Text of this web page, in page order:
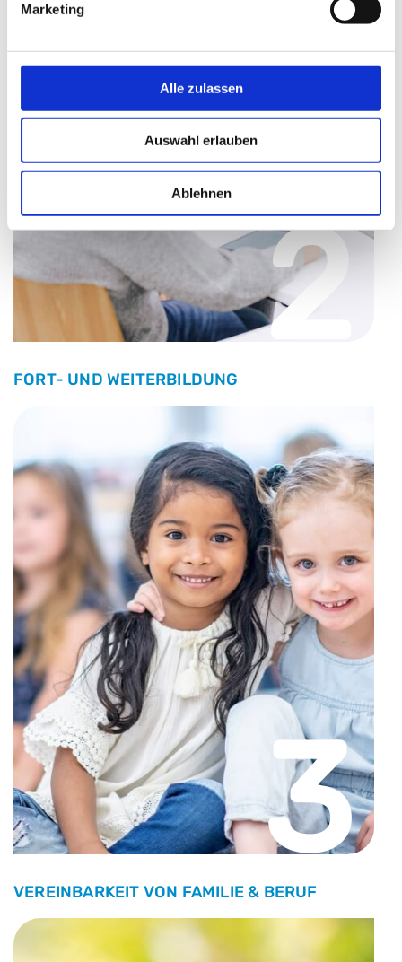
Marketing
Alle zulassen
Auswahl erlauben
Ablehnen
2
FORT- UND WEITERBILDUNG
3
VEREINBARKEIT VON FAMILIE & BERUF